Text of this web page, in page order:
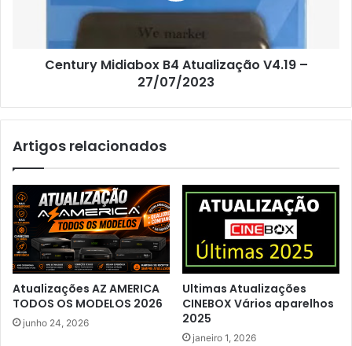
Century Midiabox B4 Atualização V4.19 –
27/07/2023
Artigos relacionados
Atualizações AZ AMERICA
TODOS OS MODELOS 2026
junho 24, 2026
Ultimas Atualizações
CINEBOX Vários aparelhos
2025
janeiro 1, 2026